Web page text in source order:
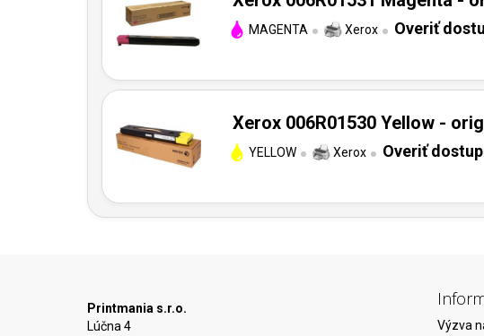
MAGENTA Xerox Overiť
Xerox 006R01530 Yellow -
YELLOW Xerox Overiť
Printmania s.r.o.
Lúčna 4
Výzva